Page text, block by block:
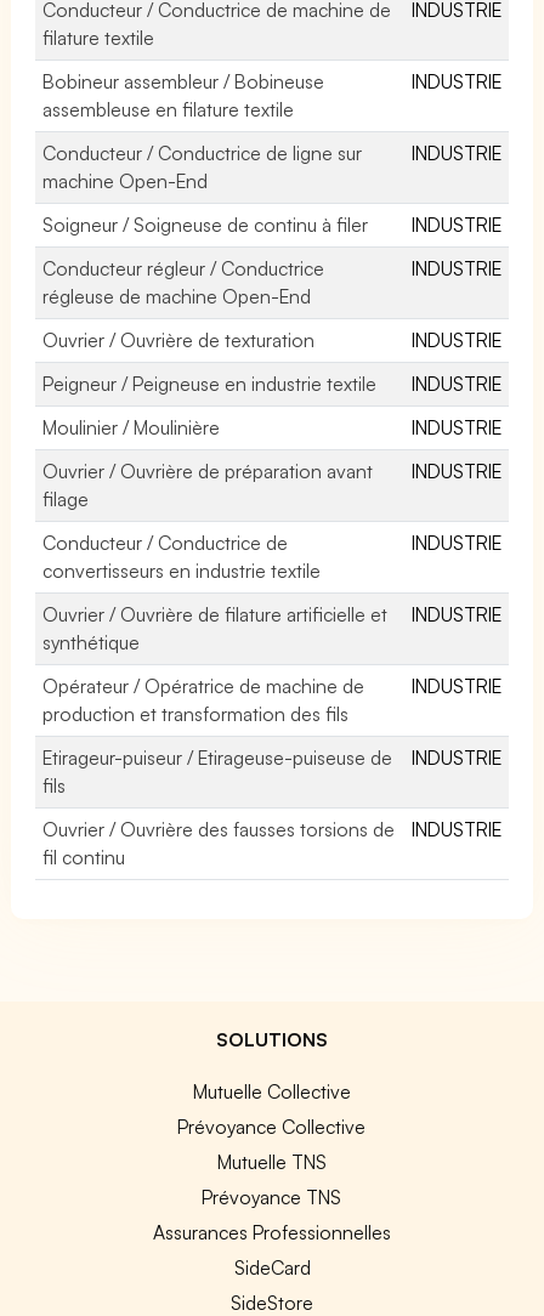
Conducteur / Conductrice de machine de
filature textile
INDUSTRIE
Bobineur assembleur / Bobineuse
assembleuse en filature textile
INDUSTRIE
Conducteur / Conductrice de ligne sur
machine Open-End
INDUSTRIE
Soigneur / Soigneuse de continu à filer
INDUSTRIE
Conducteur régleur / Conductrice
régleuse de machine Open-End
INDUSTRIE
Ouvrier / Ouvrière de texturation
INDUSTRIE
Peigneur / Peigneuse en industrie textile
INDUSTRIE
Moulinier / Moulinière
INDUSTRIE
Ouvrier / Ouvrière de préparation avant
filage
INDUSTRIE
Conducteur / Conductrice de
convertisseurs en industrie textile
INDUSTRIE
Ouvrier / Ouvrière de filature artificielle et
synthétique
INDUSTRIE
Opérateur / Opératrice de machine de
production et transformation des fils
INDUSTRIE
Etirageur-puiseur / Etirageuse-puiseuse de
fils
INDUSTRIE
Ouvrier / Ouvrière des fausses torsions de
fil continu
INDUSTRIE
SOLUTIONS
Mutuelle Collective
Prévoyance Collective
Mutuelle TNS
Prévoyance TNS
Assurances Professionnelles
SideCard
SideStore